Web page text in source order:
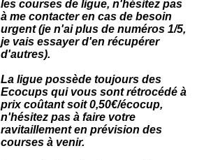
les courses de ligue, n'hésitez pas
à me contacter en cas de besoin
urgent (je n'ai plus de numéros 1/5,
je vais essayer d'en récupérer
d'autres).
La ligue possède toujours des
Ecocups qui vous sont rétrocédé à
prix coûtant soit 0,50€/écocup,
n'hésitez pas à faire votre
ravitaillement en prévision des
courses à venir.